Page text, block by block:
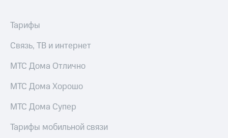
информации
Информация
акционерам
Документы
ПАО
"МТС"
акционеров
кабинет
Тарифы
Связь, ТВ и интернет
МТС Дома Отлично
МТС Дома Хорошо
МТС Дома Супер
Тарифы мобильной связи